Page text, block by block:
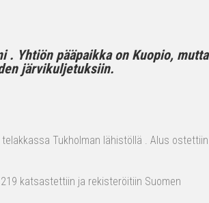
Yhtiön pääpaikka on Kuopio, mutta
järvikuljetuksiin.
Tukholman lähistöllä . Alus ostettiin
katsastettiin ja rekisteröitiin Suomen